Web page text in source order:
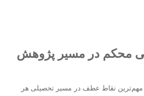
محکم در مسیر پژوهش
مهم‌ترین نقاط عطف در مسیر تحصیلی هر